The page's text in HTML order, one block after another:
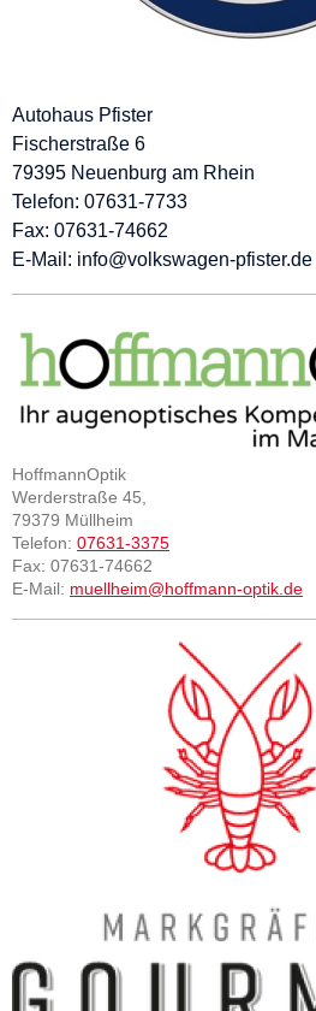
Autohaus Pfister
Fischerstraße 6
79395 Neuenburg am Rhein
Telefon: 07631-7733
Fax: 07631-74662
E-Mail: info@volkswagen-pfister.de
HoffmannOptik
Werderstraße 45,
79379 Müllheim
Telefon: 07631-3375
Fax: 07631-74662
E-Mail: muellheim@hoffmann-optik.de